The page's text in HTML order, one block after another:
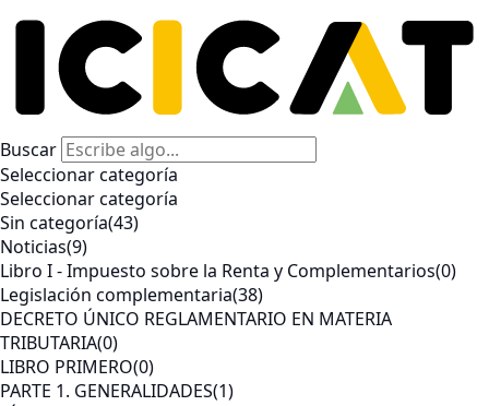
Buscar
Seleccionar categoría
Seleccionar categoría
Sin categoría(43)
Noticias(9)
Libro I - Impuesto sobre la Renta y Complementarios(0)
Legislación complementaria(38)
DECRETO ÚNICO REGLAMENTARIO EN MATERIA
TRIBUTARIA(0)
LIBRO PRIMERO(0)
PARTE 1. GENERALIDADES(1)